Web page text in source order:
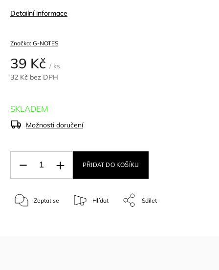
Detailní informace
Značka: G-NOTES
39 Kč / ks
32 Kč bez DPH
SKLADEM
Možnosti doručení
PŘIDAT DO KOŠÍKU
Zeptat se Hlídat Sdílet